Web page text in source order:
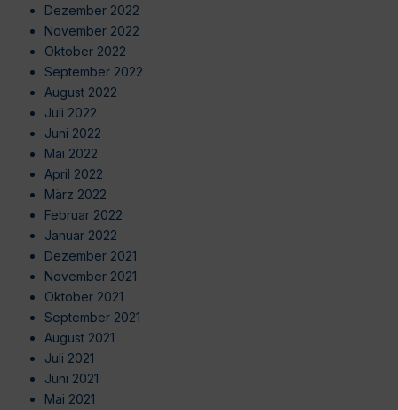
Dezember 2022
November 2022
Oktober 2022
September 2022
August 2022
Juli 2022
Juni 2022
Mai 2022
April 2022
März 2022
Februar 2022
Januar 2022
Dezember 2021
November 2021
Oktober 2021
September 2021
August 2021
Juli 2021
Juni 2021
Mai 2021